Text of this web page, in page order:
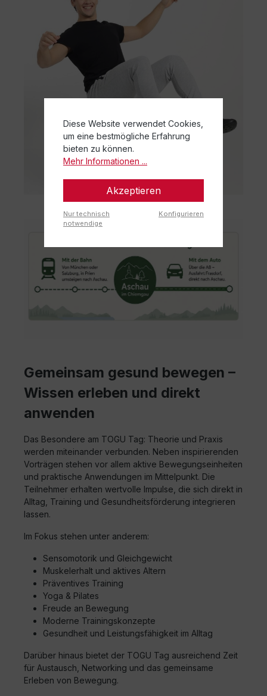
Gemeinsam gesund bewegen –
Wissen erleben und direkt
anwenden
Das Besondere am TOGU Tag: Theorie und Praxis
werden miteinander verbunden. Neben inspirierenden
Vorträgen stehen vor allem aktive Bewegungseinheiten
und praktische Anwendungen im Mittelpunkt. Die
Teilnehmer erhalten wertvolle Impulse, die sich direkt in
Alltag, Training und Gesundheitsförderung integrieren
lassen.
Im Fokus stehen unter anderem:
Sensomotorik und Gleichgewicht
Muskelerhalt und aktives Altern
Präventives Training
Yoga & Pilates
Freude an Bewegung
Moderne Trainingskonzepte
Gesundheit und Leistungsfähigkeit im Alltag
Darüber hinaus bietet der TOGU Tag ausreichend Zeit
für Austausch, Networking und das gemeinsame
Erleben von Bewegung.
Diese Website verwendet Cookies,
um eine bestmögliche Erfahrung
bieten zu können.
Mehr Informationen ...
Akzeptieren
Nur technisch
notwendige
Konfigurieren